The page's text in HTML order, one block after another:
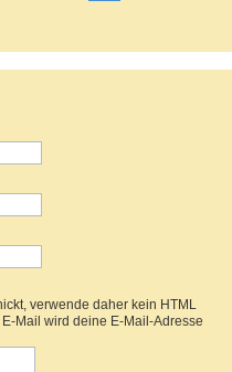
verwende daher kein HTML
Mail wird deine E-Mail-Adresse